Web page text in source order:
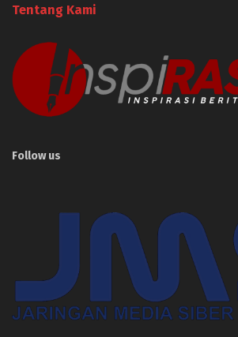
Tentang Kami
Follow us